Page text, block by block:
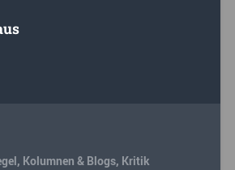
, Kolumnen & Blogs, Kritik